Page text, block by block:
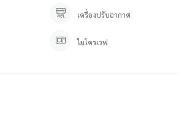
ดู เข้ามาได้เลยค่ะ
9
@ ข้างหน้าด้วยนะคะ)
ด
าน คอนโด
เครื่องปรับอากาศ
ไมโครเวฟ